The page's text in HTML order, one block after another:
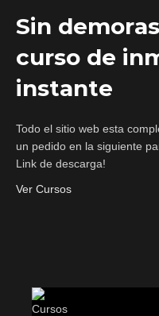
Sin
curso de
instante
Todo el sitio web esta
un pedido en la siguiente
Link de descarga!
Ver Cursos